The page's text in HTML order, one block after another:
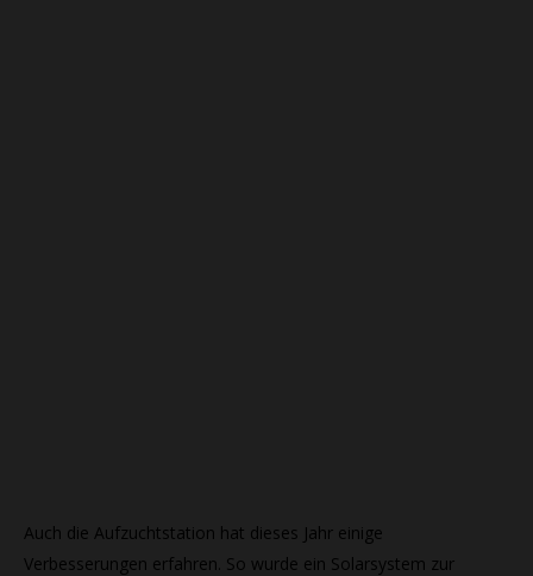
Auch die Aufzuchtstation hat dieses Jahr einige
Verbesserungen erfahren. So wurde ein Solarsystem zur